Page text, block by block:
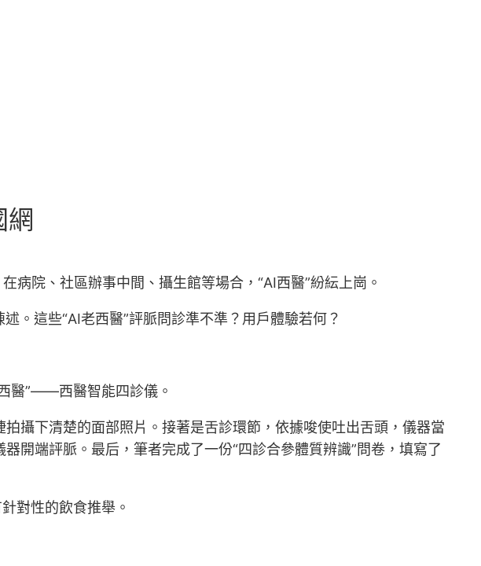
網
病院、社區辦事中間、攝生館等場合，“AI西醫”紛紜上崗。
。這些“AI老西醫”評脈問診準不準？用戶體驗若何？
醫”——西醫智能四診儀。
攝下清楚的面部照片。接著是舌診環節，依據唆使吐出舌頭，儀器當
開端評脈。最后，筆者完成了一份“四診合參體質辨識”問卷，填寫了
對性的飲食推舉。